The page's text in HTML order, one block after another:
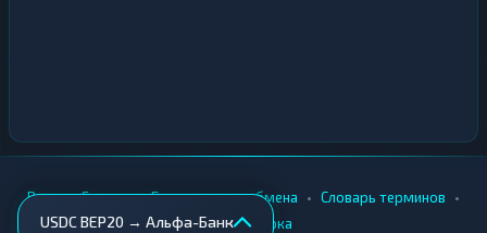
USDC BEP20 → Альфа-Банк
Вики • Города • Безопасность обмена • Словарь терминов •
AML-проверка